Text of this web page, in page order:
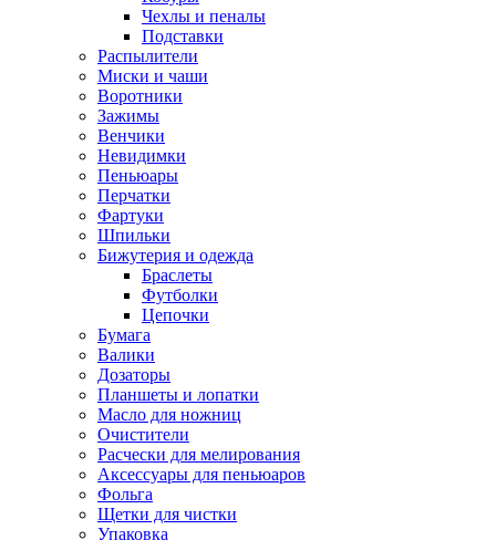
Чехлы и пеналы
Подставки
Распылители
Миски и чаши
Воротники
Зажимы
Венчики
Невидимки
Пеньюары
Перчатки
Фартуки
Шпильки
Бижутерия и одежда
Браслеты
Футболки
Цепочки
Бумага
Валики
Дозаторы
Планшеты и лопатки
Масло для ножниц
Очистители
Расчески для мелирования
Аксессуары для пеньюаров
Фольга
Щетки для чистки
Упаковка